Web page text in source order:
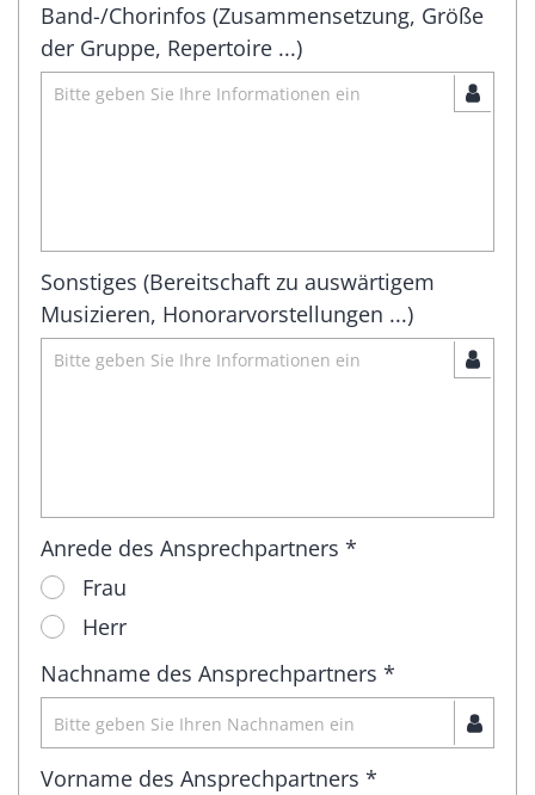
Band-/Chorinfos (Zusammensetzung, Größe
der Gruppe, Repertoire ...)
Sonstiges (Bereitschaft zu auswärtigem
Musizieren, Honorarvorstellungen ...)
Anrede des Ansprechpartners *
Frau
Herr
Nachname des Ansprechpartners *
Vorname des Ansprechpartners *